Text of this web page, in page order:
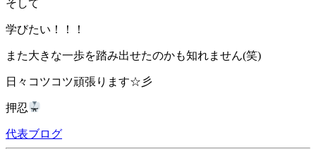
そして
学びたい！！！
また大きな一歩を踏み出せたのかも知れません(笑)
日々コツコツ頑張ります☆彡
押忍
代表ブログ